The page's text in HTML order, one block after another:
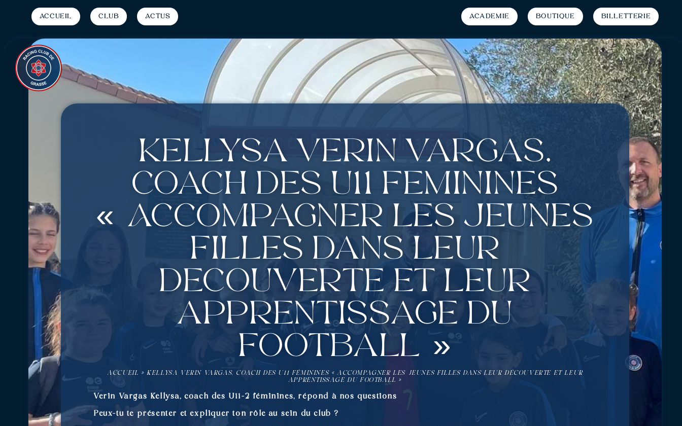
Accueil Club Actus Académie Boutique Billetterie
Kellysa Verin Vargas,
coach des U11 féminines
« Accompagner les jeunes
filles dans leur
découverte et leur
apprentissage du
football »
ACCUEIL »KELLYSA VERIN VARGAS, COACH DES U11 FÉMININES « ACCOMPAGNER LES JEUNES FILLES DANS LEUR DÉCOUVERTE ET LEUR
APPRENTISSAGE DU FOOTBALL »
Verin Vargas Kellysa, coach des U11-2 féminines, répond à nos questions
Peux-tu te présenter et expliquer ton rôle au sein du club ?